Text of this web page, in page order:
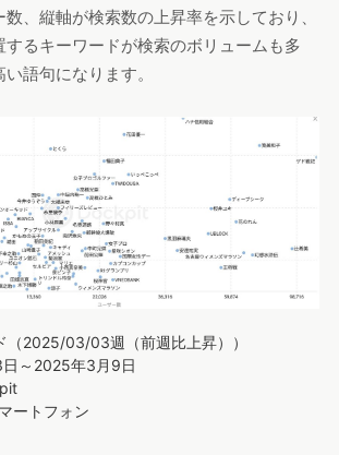
、縦軸が検索数の上昇率を示しており、
するキーワードが検索のボリュームも多
語句になります。
（2025/03/03週（前週比上昇））
～2025年3月9日
ートフォン